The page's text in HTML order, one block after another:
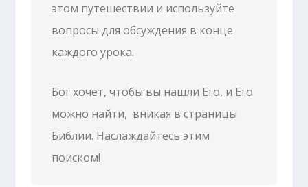
этом путешествии и используйте
вопросы для обсуждения в конце
каждого урока.
Бог хочет, чтобы вы нашли Его, и Его
можно найти, вникая в страницы
Библии. Наслаждайтесь этим
поиском!